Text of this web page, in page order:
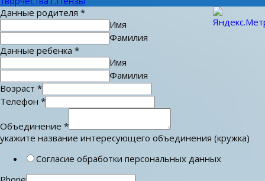
Данные родителя *
Имя
Фамилия
Данные ребенка *
Имя
Фамилия
Возраст *
Телефон *
Объединение *
укажите название интересующего объединения (кружка)
Согласие обработки персональных данных